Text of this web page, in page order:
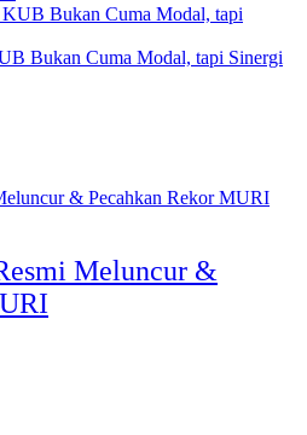
Bukan Cuma Modal, tapi Sinergi
Meluncur &